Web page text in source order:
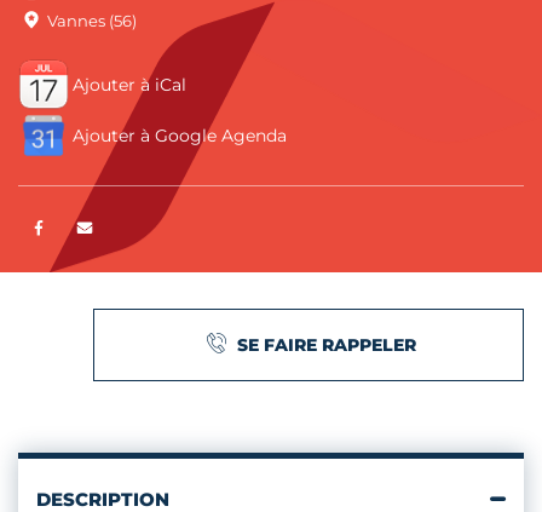
Vannes (56)
Ajouter à iCal
Ajouter à Google Agenda
Partager sur Facebook
ENVOYER PAR E-MAIL
SE FAIRE RAPPELER
DESCRIPTION